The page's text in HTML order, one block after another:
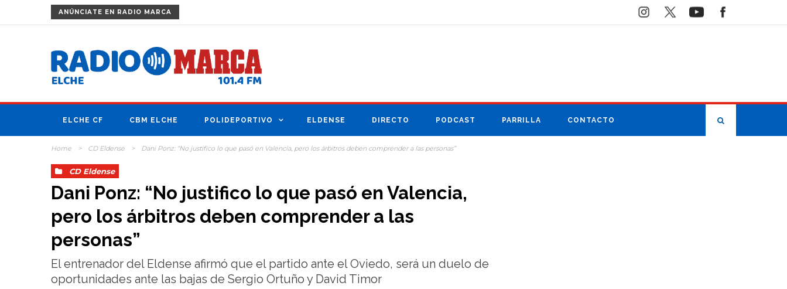
ANÚNCIATE EN RADIO MARCA
ELCHE CF CBM ELCHE POLIDEPORTIVO ELDENSE DIRECTO PODCAST PARRILLA CONTACTO
Home > CD Eldense > Dani Ponz: “No justifico lo que pasó en Valencia, pero los árbitros deben comprender a las personas”
CD Eldense
Dani Ponz: “No justifico lo que pasó en Valencia,
pero los árbitros deben comprender a las
personas”
El entrenador del Eldense afirmó que el partido ante el Oviedo, será un duelo de
oportunidades ante las bajas de Sergio Ortuño y David Timor